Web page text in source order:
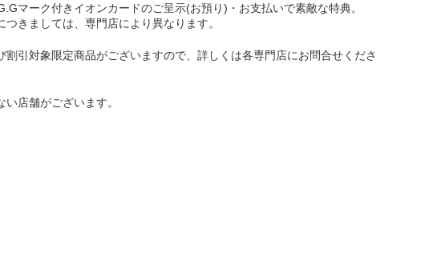
マーク付きイオンカードのご呈示(お預り)・お支払いで素敵な特典。
きましては、専門店により異なります。
割引対象限定商品がございますので、詳しくは各専門店にお問合せくださ
店舗がございます。